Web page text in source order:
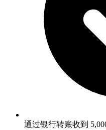
通过银行转账收到